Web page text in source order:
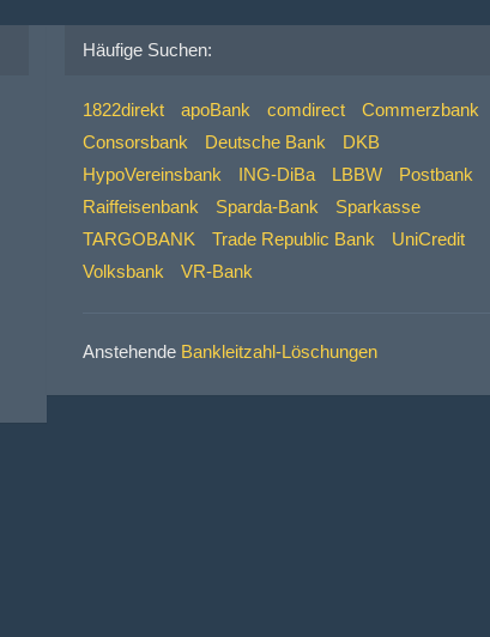
Häufige Suchen:
1822direkt apoBank comdirect
Commerzbank
Consorsbank
Deutsche Bank
DKB
HypoVereinsbank
ING-DiBa LBBW
Postbank
Raiffeisenbank
Sparda-Bank
Sparkasse
TARGOBANK
Trade Republic Bank
UniCredit
Volksbank
VR-Bank
Anstehende Bankleitzahl-Löschungen